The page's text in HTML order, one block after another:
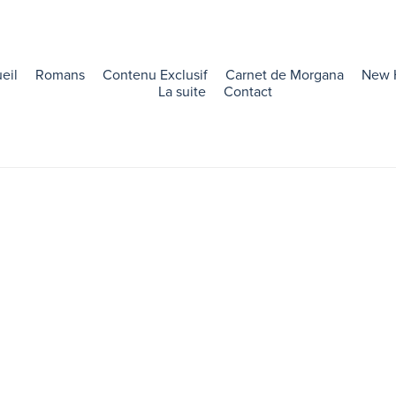
Romans Contenu Exclusif Carnet de Morgana
New
La suite
Contact